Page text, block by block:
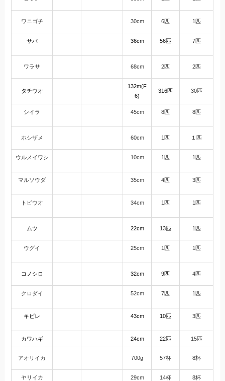
ワニゴチ 30cm 6匹 1匹
サバ 36cm 56匹 7匹
ワラサ 68cm 2匹 2匹
タチウオ
132m(F
6)
316匹 30匹
シイラ 45cm 8匹 8匹
ホシザメ 60cm 1匹 １匹
ウルメイワシ 10cm 1匹 1匹
マルソウダ 35cm 4匹 3匹
トビウオ 34cm 1匹 1匹
ムツ 22cm 13匹 1匹
ウグイ 25cm 1匹 1匹
コノシロ 32cm 9匹 4匹
クロダイ 52cm 7匹 1匹
キビレ 43cm 10匹 3匹
カワハギ 24cm 22匹 15匹
アオリイカ 700g 57杯 8杯
ヤリイカ 29cm 14杯 8杯